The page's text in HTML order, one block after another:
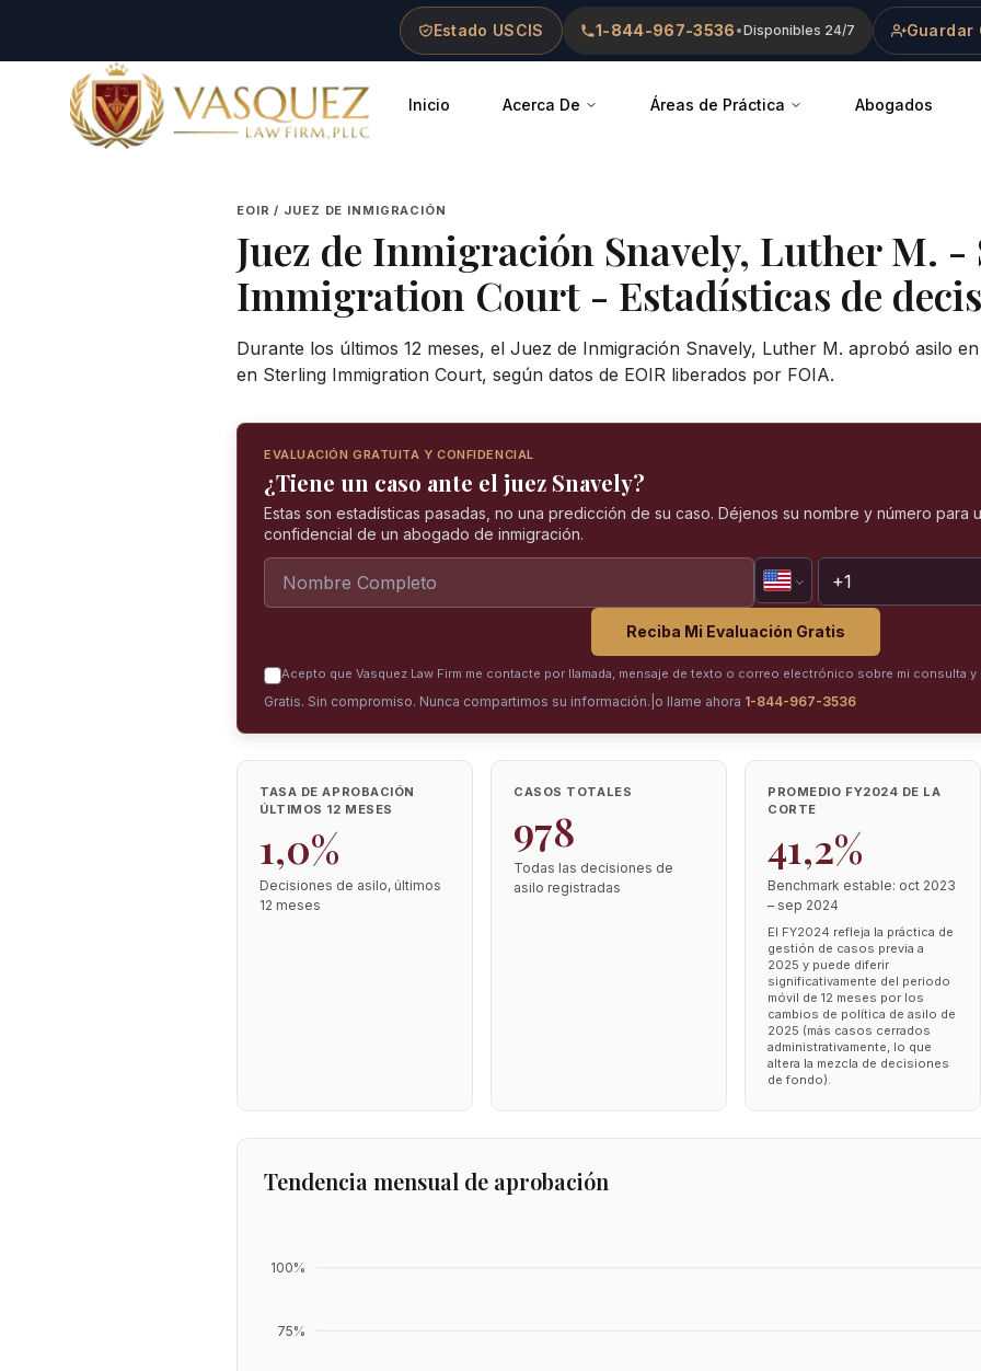
Estado USCIS 1-844-967-3536 •Disponibles 24/7 Guardar
Vasquez Law Firm - Home
Inicio Acerca De Áreas de Práctica Abogados
EOIR / JUEZ DE INMIGRACIÓN
Juez de Inmigración Snavely, Luther M. -
Immigration Court - Estadísticas de
Durante los últimos 12 meses, el Juez de Inmigración Snavely, Luther M. aprobó asilo
en Sterling Immigration Court, según datos de EOIR liberados por FOIA.
EVALUACIÓN GRATUITA Y CONFIDENCIAL
¿Tiene un caso ante el juez Snavely?
Estas son estadísticas pasadas, no una predicción de su caso. Déjenos su nombre y número para
confidencial de un abogado de inmigración.
Reciba Mi Evaluación Gratis
Acepto que Vasquez Law Firm me contacte por llamada, mensaje de texto o correo electrónico sobre mi consulta
Gratis. Sin compromiso. Nunca compartimos su información. o llame ahora 1-844-967-3536
TASA DE APROBACIÓN
ÚLTIMOS 12 MESES
1,0%
Decisiones de asilo, últimos
12 meses
CASOS TOTALES
978
Todas las decisiones de
asilo registradas
PROMEDIO FY2024 DE LA
CORTE
41,2%
Benchmark estable: oct 2023
– sep 2024
El FY2024 refleja la práctica de
gestión de casos previa a
2025 y puede diferir
significativamente del periodo
móvil de 12 meses por los
cambios de política de asilo de
2025 (más casos cerrados
administrativamente, lo que
altera la mezcla de decisiones
de fondo).
Tendencia mensual de aprobación
75%
100%